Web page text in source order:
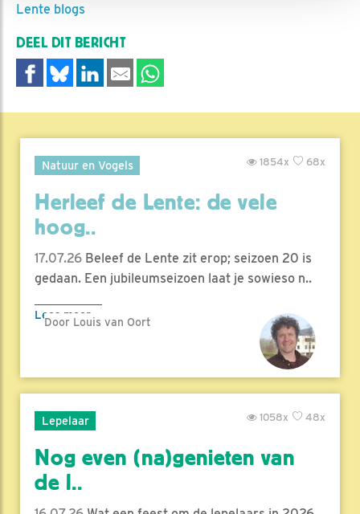
Lente blogs
DEEL DIT BERICHT
Natuur en Vogels 68x
1854x
Herleef de Lente: de vele
hoog..
17.07.26 Beleef de Lente zit erop; seizoen 20 is
gedaan. Een jubileumseizoen laat je sowieso n..
Lees meer
Door Louis van Oort
Lepelaar 48x
1058x
Nog even (na)genieten van
de l..